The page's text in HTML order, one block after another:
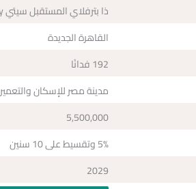
ذا بترفلاي المستقبل سيتي The Butterfly Mostakbal City
القاهرة الجديدة
192 فدانًا
مدينة مصر للإسكان والتعمير
5,500,000
5% وتقسيط على 10 سنين
2029